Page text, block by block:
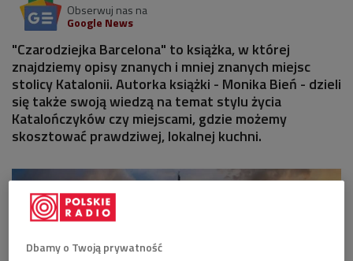
Obserwuj nas na
Google News
"Czarodziejka Barcelona" to książka, w której
znajdziemy opisy znanych i mniej znanych miejsc
stolicy Katalonii. Autorka książki - Monika Bień - dzieli
się także swoją wiedzą na temat stylu życia
Katalończyków czy miejscami, gdzie możemy
skosztować prawdziwej, lokalnej kuchni.
Dbamy o Twoją prywatność